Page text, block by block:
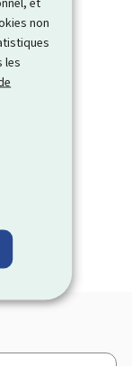
non
les